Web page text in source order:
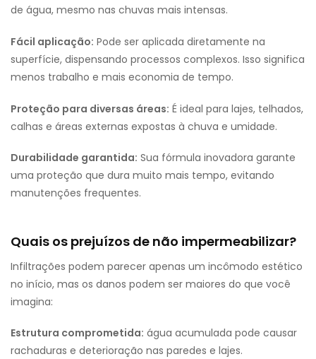
de água, mesmo nas chuvas mais intensas.
Fácil aplicação: Pode ser aplicada diretamente na
superfície, dispensando processos complexos. Isso significa
menos trabalho e mais economia de tempo.
Proteção para diversas áreas: É ideal para lajes, telhados,
calhas e áreas externas expostas à chuva e umidade.
Durabilidade garantida: Sua fórmula inovadora garante
uma proteção que dura muito mais tempo, evitando
manutenções frequentes.
Quais os prejuízos de não impermeabilizar?
Infiltrações podem parecer apenas um incômodo estético
no início, mas os danos podem ser maiores do que você
imagina:
Estrutura comprometida: água acumulada pode causar
rachaduras e deterioração nas paredes e lajes.